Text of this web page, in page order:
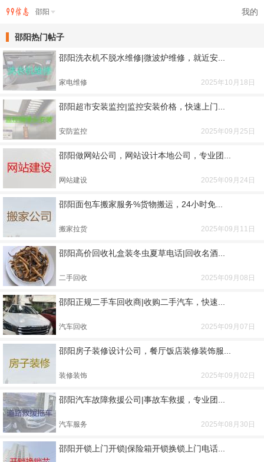
我的
邵阳
邵阳热门帖子
邵阳洗衣机不脱水维修|微波炉维修，就近安...
家电维修 2025年10月18日
邵阳超市安装监控|监控安装价格，快速上门...
安防监控 2025年09月25日
邵阳做网站公司，网站设计本地公司，专业团...
网站建设 2025年09月24日
邵阳面包车搬家服务%货物搬运，24小时免...
搬家拉货 2025年09月11日
邵阳高价回收礼盒装冬虫夏草电话|回收名酒...
二手回收 2025年09月08日
邵阳正规二手车回收商|收购二手汽车，快速...
汽车回收 2025年09月07日
邵阳房子装修设计公司，餐厅饭店装修装饰服...
装修装饰 2025年09月02日
邵阳汽车故障救援公司|事故车救援，专业团...
汽车服务 2025年08月30日
邵阳开锁上门开锁|保险箱开锁换锁上门电话...